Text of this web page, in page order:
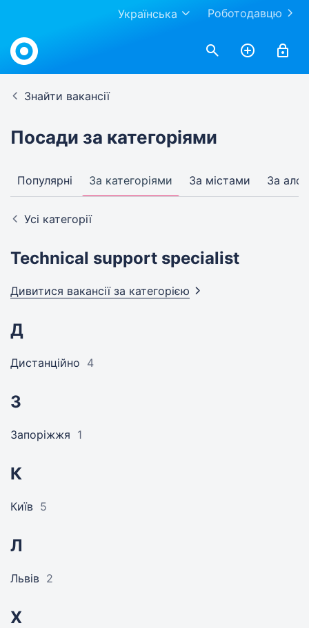
Роботодавцю
Українська
Знайти вакансії
Посади за категоріями
Популярні За категоріями За містами За
Усі категорії
Technical support specialist
Дивитися вакансії за категорією
Д
Дистанційно 4
З
Запоріжжя 1
К
Київ 5
Л
Львів 2
Х